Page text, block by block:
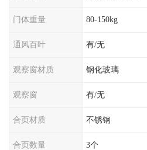
门体重量 80-150kg
通风百叶 有/无
观察窗材质 钢化玻璃
观察窗 有/无
合页材质 不锈钢
合页数量 3个